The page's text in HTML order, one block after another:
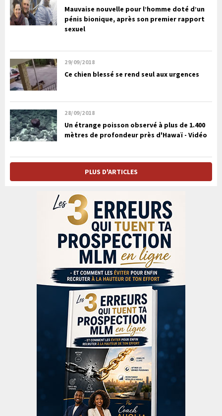
Mauvaise nouvelle pour l’homme doté d’un
pénis bionique, après son premier rapport
sexuel
29/09/2018
Ce chien blessé se rend seul aux urgences
28/09/2018
Un étrange poisson observé à plus de 1.400
mètres de profondeur près d'Hawaï - Vidéo
PLUS D'ARTICLES